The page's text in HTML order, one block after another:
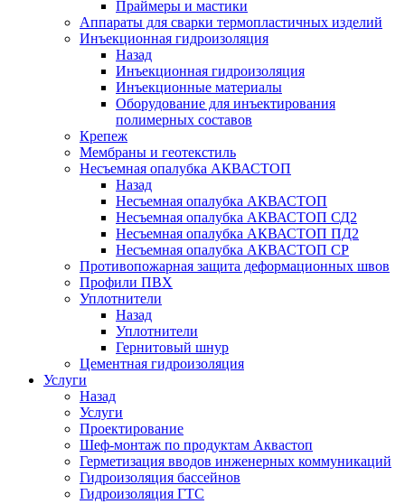
Праймеры и мастики
Аппараты для сварки термопластичных изделий
Инъекционная гидроизоляция
Назад
Инъекционная гидроизоляция
Инъекционные материалы
Оборудование для инъектирования
полимерных составов
Крепеж
Мембраны и геотекстиль
Несъемная опалубка АКВАСТОП
Назад
Несъемная опалубка АКВАСТОП
Несъемная опалубка АКВАСТОП СД2
Несъемная опалубка АКВАСТОП ПД2
Несъемная опалубка АКВАСТОП СР
Противопожарная защита деформационных швов
Профили ПВХ
Уплотнители
Назад
Уплотнители
Гернитовый шнур
Цементная гидроизоляция
Услуги
Назад
Услуги
Проектирование
Шеф-монтаж по продуктам Аквастоп
Герметизация вводов инженерных коммуникаций
Гидроизоляция бассейнов
Гидроизоляция ГТС